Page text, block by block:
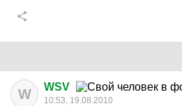
W WSV
10:53, 19.08.2010